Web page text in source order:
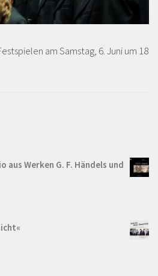
am Samstag, 6. Juni um 18
aus Werken G. F. Händels und